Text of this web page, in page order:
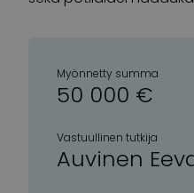
Myönnetty summa
50 000 €
Vastuullinen tutkija
Auvinen